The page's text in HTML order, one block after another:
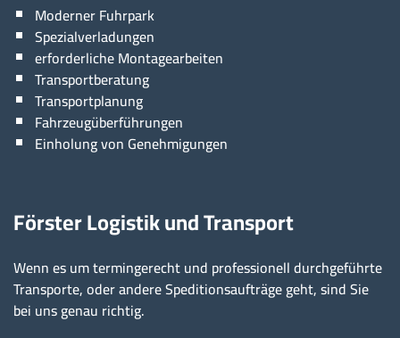
Moderner Fuhrpark
Spezialverladungen
erforderliche Montagearbeiten
Transportberatung
Transportplanung
Fahrzeugüberführungen
Einholung von Genehmigungen
Förster Logistik und Transport
Wenn es um termingerecht und professionell durchgeführte
Transporte, oder andere Speditionsaufträge geht, sind Sie
bei uns genau richtig.